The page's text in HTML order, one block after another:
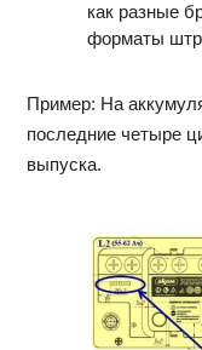
как разные
форматы
Пример: На
последние четыре
выпуска.